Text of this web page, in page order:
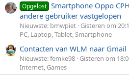
Opgelost Smartphone Oppo
andere gebruiker vastgelopen
Nieuwste: bmwpiet Gisteren om
PC, Laptop, Tablet, Smartphone
Contacten van WLM naar Gmail
Nieuwste: femke98 Gisteren om
Internet, Games